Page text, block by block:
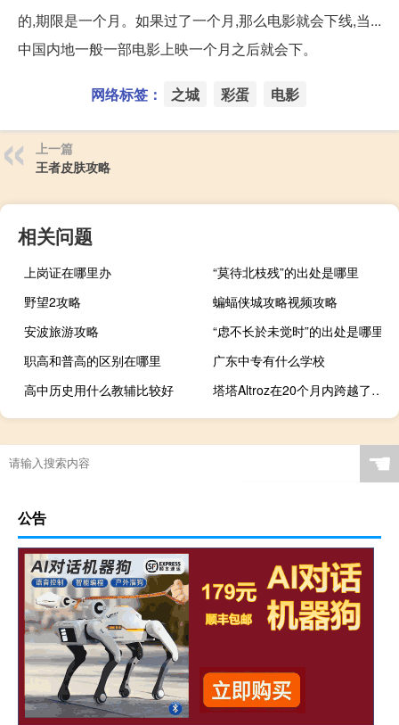
的,期限是一个月。如果过了一个月,那么电影就会下线,当...
中国内地一般一部电影上映一个月之后就会下。
网络标签： 之城 彩蛋 电影
上一篇
王者皮肤攻略
相关问题
上岗证在哪里办
“莫待北枝残”的出处是哪里
野望2攻略
蝙蝠侠城攻略视频攻略
安波旅游攻略
“虑不长於未觉时”的出处是哪里
职高和普高的区别在哪里
广东中专有什么学校
高中历史用什么教辅比较好
塔塔Altroz在20个月内跨越了10万的生产里程碑
☚
公告